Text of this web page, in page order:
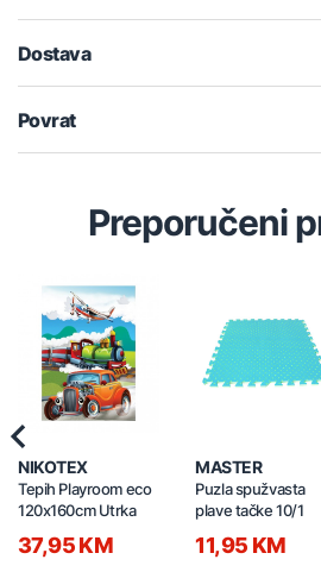
Dostava
Povrat
Preporučeni
NIKOTEX
Tepih Playroom eco
120x160cm Utrka
37,95 KM
MASTER
Puzla spužvasta
plave tačke 10/1
11,95 KM
Previous